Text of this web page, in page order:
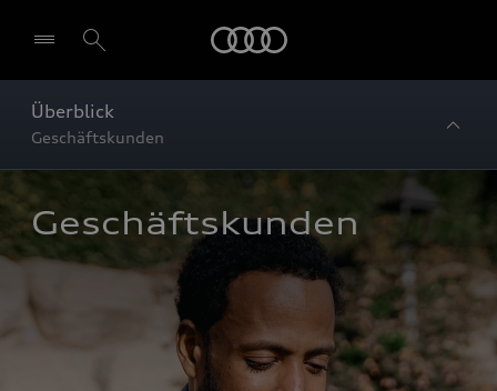
Überblick
Geschäftskunden
Geschäftskunden